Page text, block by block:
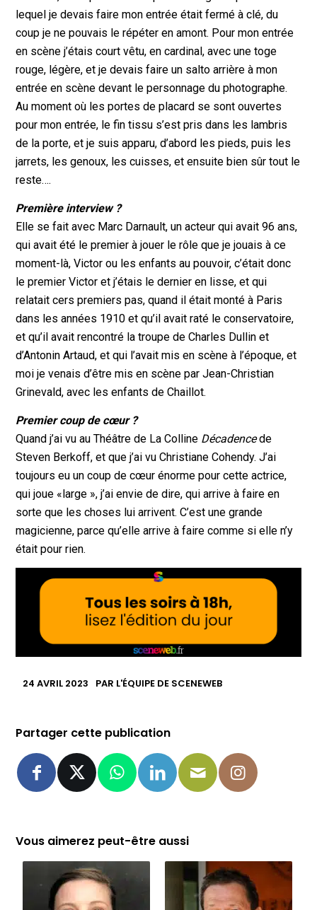
lequel je devais faire mon entrée était fermé à clé, du
coup je ne pouvais le répéter en amont. Pour mon entrée
en scène j’étais court vêtu, en cardinal, avec une toge
rouge, légère, et je devais faire un salto arrière à mon
entrée en scène devant le personnage du photographe.
Au moment où les portes de placard se sont ouvertes
pour mon entrée, le fin tissu s’est pris dans les lambris
de la porte, et je suis apparu, d’abord les pieds, puis les
jarrets, les genoux, les cuisses, et ensuite bien sûr tout le
reste….
Première interview ?
Elle se fait avec Marc Darnault, un acteur qui avait 96 ans,
qui avait été le premier à jouer le rôle que je jouais à ce
moment-là, Victor ou les enfants au pouvoir, c’était donc
le premier Victor et j’étais le dernier en lisse, et qui
relatait cers premiers pas, quand il était monté à Paris
dans les années 1910 et qu’il avait raté le conservatoire,
et qu’il avait rencontré la troupe de Charles Dullin et
d’Antonin Artaud, et qui l’avait mis en scène à l’époque, et
moi je venais d’être mis en scène par Jean-Christian
Grinevald, avec les enfants de Chaillot.
Premier coup de cœur ?
Quand j’ai vu au Théâtre de La Colline Décadencede
Steven Berkoff, et que j’ai vu Christiane Cohendy. J’ai
toujours eu un coup de cœur énorme pour cette actrice,
qui joue «large », j’ai envie de dire, qui arrive à faire en
sorte que les choses lui arrivent. C’est une grande
magicienne, parce qu’elle arrive à faire comme si elle n’y
était pour rien.
24 AVRIL 2023 PAR L'ÉQUIPE DE SCENEWEB
Partager cette publication
Vous aimerez peut-être aussi